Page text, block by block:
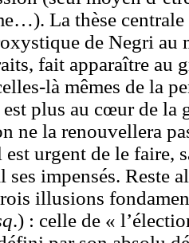
La thèse centrale
de Negri au
fait apparaître au
là mêmes de la
est plus au cœur de la
ne la renouvellera
urgent de le faire,
impensés. Reste
illusions
.) : celle de «